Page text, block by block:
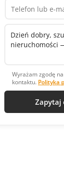
Wyrażam zgodę
kontaktu. Polityka
Zapytaj